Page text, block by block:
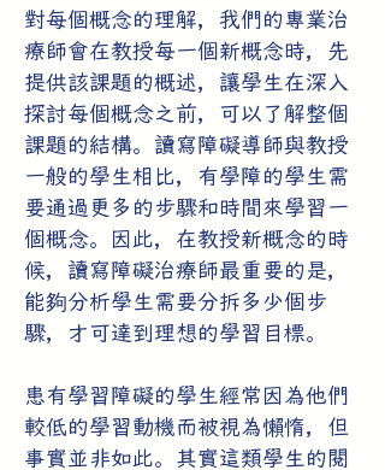
對每個概念的理解，我們的專業治
療師會在教授每一個新概念時，先
提供該課題的概述，讓學生在深入
探討每個概念之前，可以了解整個
課題的結構。讀寫障礙導師與教授
一般的學生相比，有學障的學生需
要通過更多的步驟和時間來學習一
個概念。因此，在教授新概念的時
候，讀寫障礙治療師最重要的是，
能夠分析學生需要分拆多少個步
驟，才可達到理想的學習目標。
患有學習障礙的學生經常因為他們
較低的學習動機而被視為懶惰，但
事實並非如此。其實這類學生的閱